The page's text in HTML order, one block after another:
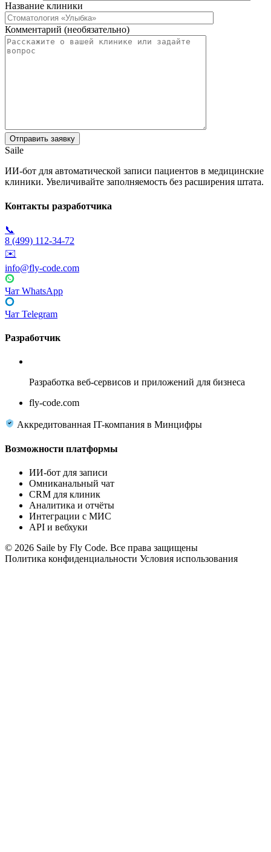
Название клиники
Комментарий (необязательно)
Saile
ИИ-бот для автоматической записи пациентов в медицинские
клиники. Увеличивайте заполняемость без расширения штата.
Контакты разработчика
📞
8 (499) 112-34-72
✉️
info@fly-code.com
Чат WhatsApp
Чат Telegram
Разработчик
Разработка веб-сервисов и приложений для бизнеса
fly-code.com
Аккредитованная IT-компания в Минцифры
Возможности платформы
ИИ-бот для записи
Омниканальный чат
CRM для клиник
Аналитика и отчёты
Интеграции с МИС
API и вебхуки
© 2026 Saile by Fly Code. Все права защищены
Политика конфиденциальности Условия использования